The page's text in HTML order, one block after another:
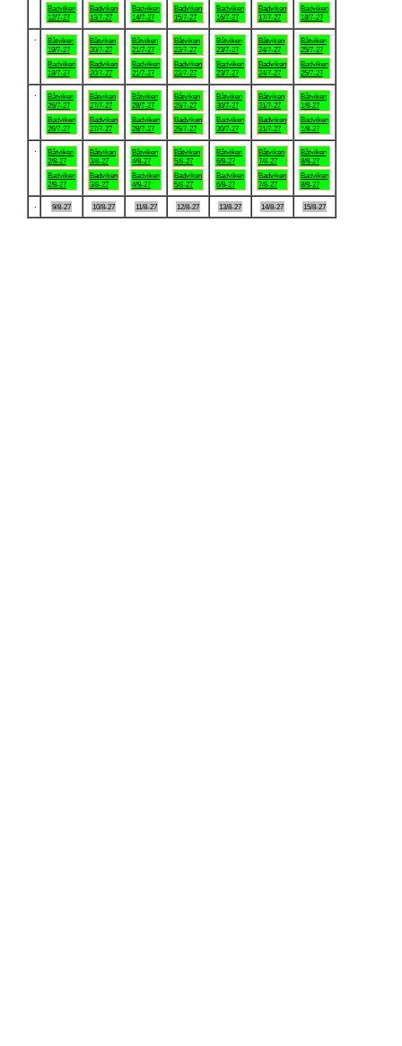
Badviken
12/7-27
Badviken
13/7-27
Badviken
14/7-27
Badviken
15/7-27
Badviken
16/7-27
Badviken
17/7-27
Badviken
18/7-27
Båtviken
19/7-27
Badviken
19/7-27
Båtviken
20/7-27
Badviken
20/7-27
Båtviken
21/7-27
Badviken
21/7-27
Båtviken
22/7-27
Badviken
22/7-27
Båtviken
23/7-27
Badviken
23/7-27
Båtviken
24/7-27
Badviken
24/7-27
Båtviken
25/7-27
Badviken
25/7-27
Båtviken
26/7-27
Badviken
26/7-27
Båtviken
27/7-27
Badviken
27/7-27
Båtviken
28/7-27
Badviken
28/7-27
Båtviken
29/7-27
Badviken
29/7-27
Båtviken
30/7-27
Badviken
30/7-27
Båtviken
31/7-27
Badviken
31/7-27
Båtviken
1/8-27
Badviken
1/8-27
Båtviken
2/8-27
Badviken
2/8-27
Båtviken
3/8-27
Badviken
3/8-27
Båtviken
4/8-27
Badviken
4/8-27
Båtviken
5/8-27
Badviken
5/8-27
Båtviken
6/8-27
Badviken
6/8-27
Båtviken
7/8-27
Badviken
7/8-27
Båtviken
8/8-27
Badviken
8/8-27
9/8-27 10/8-27 11/8-27 12/8-27 13/8-27 14/8-27 15/8-27